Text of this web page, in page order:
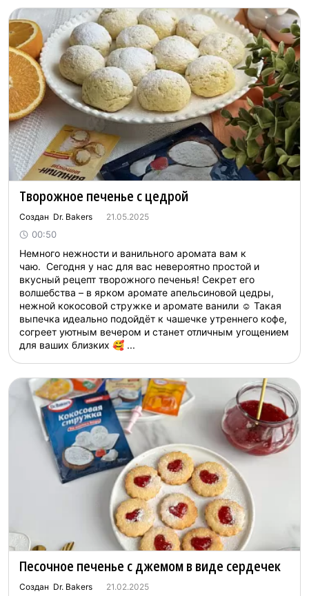
Творожное печенье с цедрой
Создан Dr. Bakers 21.05.2025
00:50
Немного нежности и ванильного аромата вам к
чаю. Сегодня у нас для вас невероятно простой и
вкусный рецепт творожного печенья! Секрет его
волшебства – в ярком аромате апельсиновой цедры,
нежной кокосовой стружке и аромате ванили ☺️ Такая
выпечка идеально подойдёт к чашечке утреннего кофе,
согреет уютным вечером и станет отличным угощением
для ваших близких 🥰 ...
Песочное печенье с джемом в виде сердечек
Создан Dr. Bakers 21.02.2025